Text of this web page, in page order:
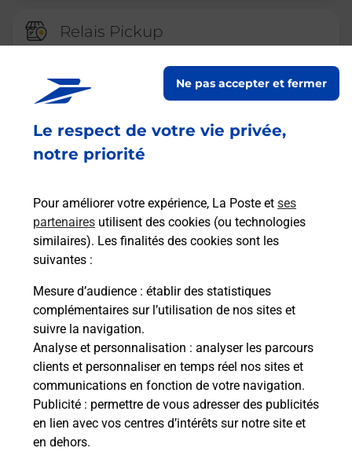
Le respect de votre vie privée,
notre priorité
Pour améliorer votre expérience, La Poste et ses
partenaires utilisent des cookies (ou technologies
similaires). Les finalités des cookies sont les
suivantes :
Mesure d’audience : établir des statistiques
complémentaires sur l’utilisation de nos sites et
suivre la navigation.
Analyse et personnalisation : analyser les parcours
clients et personnaliser en temps réel nos sites et
communications en fonction de votre navigation.
Publicité : permettre de vous adresser des publicités
en lien avec vos centres d’intérêts sur notre site et
en dehors.
Ne pas accepter et fermer
Relais Pickup
CENTRE AQUATIQUE
MOTTEN GRAETAL
56450 SURZUR
Malin !
La Poste
en ligne
Ouvert 24h/24
En savoir plus